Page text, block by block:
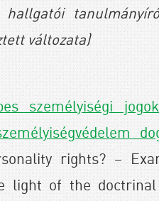
változata)
személyiségi
rights? –
light of the